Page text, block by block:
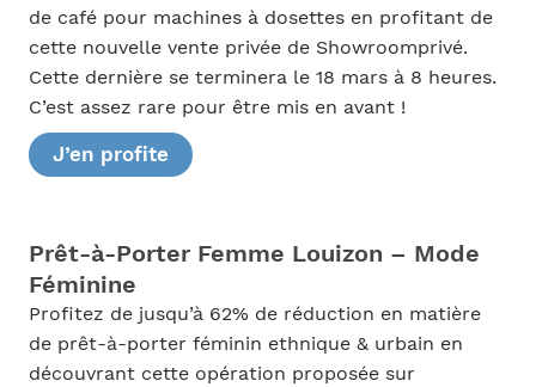
de café pour machines à dosettes en profitant de
cette nouvelle vente privée de Showroomprivé.
Cette dernière se terminera le 18 mars à 8 heures.
C’est assez rare pour être mis en avant !
J’en profite
Prêt-à-Porter Femme Louizon – Mode
Féminine
Profitez de jusqu’à 62% de réduction en matière
de prêt-à-porter féminin ethnique & urbain en
découvrant cette opération proposée sur